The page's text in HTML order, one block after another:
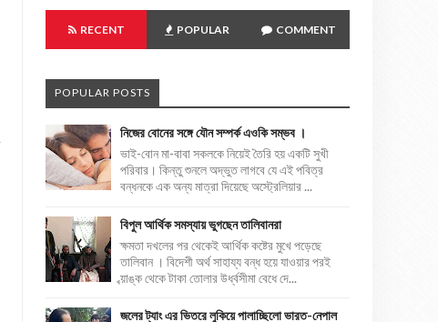
RECENT POPULAR COMMENT
POPULAR POSTS
নিজের বোনের সঙ্গে যৌন সম্পর্ক এওকি সম্ভব ।
ভাই-বোন মা-বাবা সকলকে নিয়েই তৈরি হয় একটি সুখী
পরিবার। কিন্তু শুনলে অদ্ভুত লাগবে যে এই পবিত্র
বন্ধনকে এক অন্য মাত্রা দিয়েছে অস্ট্রেলিয়ার ...
বিপুল আর্থিক সমস্যায় ভুগছেন তালিবানরা
ক্ষমতা দখলের পর থেকেই আর্থিক কষ্টের মুখে পড়েছে
তালিবান । বিদেশী অর্থ সাহায্য বন্ধ হয়ে যাওয়ার পরই
ব্য়াঙ্ক থেকে টাকা তোলার উর্ধ্বসীমা বেধে দে...
জলের ট্যাং এর ভিতরে লুকিয়ে পালাচ্ছিলো ভারত-নেপাল